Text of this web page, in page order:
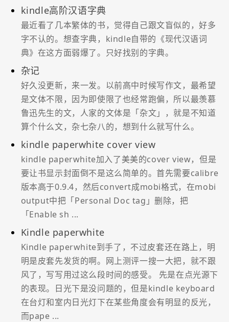
kindle高阶汉语字典
最近看了几本繁体的书，觉得自己跟文盲似的，好多
字不认的。想查字典，kindle自带的《现代汉语词
典》在这方面弱爆了。只好找别的字典。
杂记
好久没更新，来一发。以前高中时候写作文，最希望
是文体不限，因为即使限了也经常跑偏，所以最羡慕
鲁迅先生的文，人家的文体是「杂文」，就是不知道
算个什么文，杂七杂八的，想到什么就写什么。
kindle paperwhite cover view
kindle paperwhite加入了美美的cover view，但是
要让书显示封面倒不是这么简单的。首先需要calibre
版本高于0.9.4，然后convert成mobi格式，在mobi
output中把「Personal Doc tag」删除，把
「Enable sh ...
Kindle paperwhite
Kindle paperwhite到手了，不过皮套还在路上，明
明是皮套先发货的啊。网上测评一搜一大把，就不跟
风了，写写用过这么段时间的感受。 先是在点光源下
的表现。日光下是没问题的，但是kindle keyboard
在台灯和室内日光灯下在某些角度会有明显的反光，
而pape ...